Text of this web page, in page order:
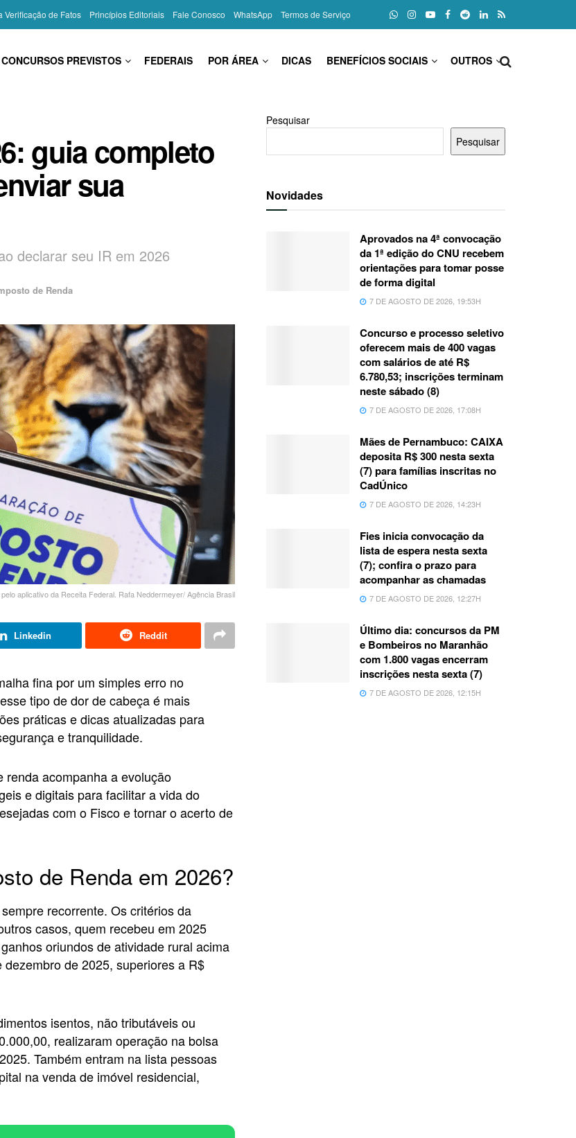
Verificação de Fatos Princípios Editoriais Fale Conosco WhatsApp Termos de Serviço
CONCURSOS PREVISTOS FEDERAIS POR ÁREA DICAS BENEFÍCIOS SOCIAIS OUTROS
guia completo
sua
declarar seu IR em 2026
de Renda
aplicativo da Receita Federal. Rafa Neddermeyer/ Agência Brasil
Linkedin Reddit
fina por um simples erro no
tipo de dor de cabeça é mais
práticas e dicas atualizadas para
e tranquilidade.
acompanha a evolução
e digitais para facilitar a vida do
com o Fisco e tornar o acerto de
de Renda em 2026?
recorrente. Os critérios da
casos, quem recebeu em 2025
oriundos de atividade rural acima
de 2025, superiores a R$
isentos, não tributáveis ou
realizaram operação na bolsa
Também entram na lista pessoas
na venda de imóvel residencial,
Pesquisar
Pesquisar
Novidades
Aprovados na 4ª convocação
da 1ª edição do CNU recebem
orientações para tomar posse
de forma digital
7 DE AGOSTO DE 2026, 19:53H
Concurso e processo seletivo
oferecem mais de 400 vagas
com salários de até R$
6.780,53; inscrições terminam
neste sábado (8)
7 DE AGOSTO DE 2026, 17:08H
Mães de Pernambuco: CAIXA
deposita R$ 300 nesta sexta
(7) para famílias inscritas no
CadÚnico
7 DE AGOSTO DE 2026, 14:23H
Fies inicia convocação da
lista de espera nesta sexta
(7); confira o prazo para
acompanhar as chamadas
7 DE AGOSTO DE 2026, 12:27H
Último dia: concursos da PM
e Bombeiros no Maranhão
com 1.800 vagas encerram
inscrições nesta sexta (7)
7 DE AGOSTO DE 2026, 12:15H